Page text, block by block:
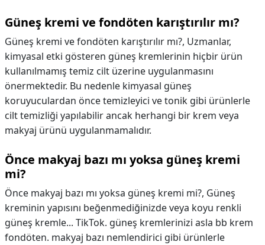
Güneş kremi ve fondöten karıştırılır mı?
Güneş kremi ve fondöten karıştırılır mı?, Uzmanlar,
kimyasal etki gösteren güneş kremlerinin hiçbir ürün
kullanılmamış temiz cilt üzerine uygulanmasını
önermektedir. Bu nedenle kimyasal güneş
koruyuculardan önce temizleyici ve tonik gibi ürünlerle
cilt temizliği yapılabilir ancak herhangi bir krem veya
makyaj ürünü uygulanmamalıdır.
Önce makyaj bazı mı yoksa güneş kremi
mi?
Önce makyaj bazı mı yoksa güneş kremi mi?, Güneş
kreminin yapısını beğenmediğinizde veya koyu renkli
güneş kremle... TikTok. güneş kremlerinizi asla bb krem
fondöten. makyaj bazı nemlendirici gibi ürünlerle